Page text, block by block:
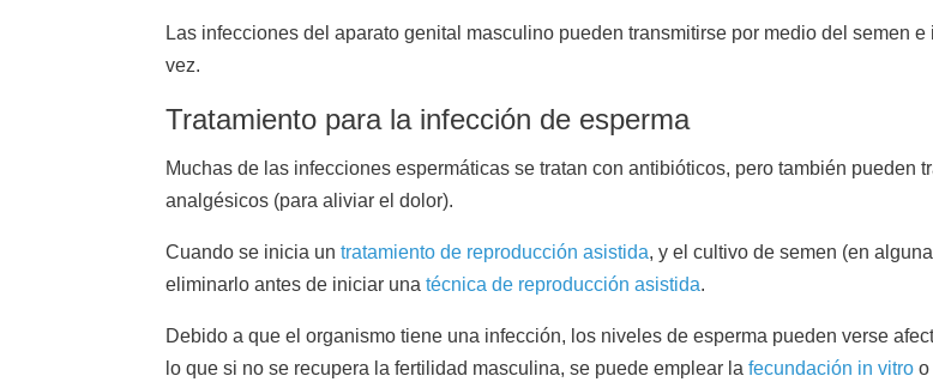
Las infecciones del aparato genital masculino pueden transmitirse por medio del semen
vez.
Tratamiento para la infección de esperma
Muchas de las infecciones espermáticas se tratan con antibióticos, pero también pueden
analgésicos (para aliviar el dolor).
Cuando se inicia un tratamiento de reproducción asistida, y el cultivo de semen (en
eliminarlo antes de iniciar una técnica de reproducción asistida.
Debido a que el organismo tiene una infección, los niveles de esperma pueden verse
lo que si no se recupera la fertilidad masculina, se puede emplear la fecundación in vitro o